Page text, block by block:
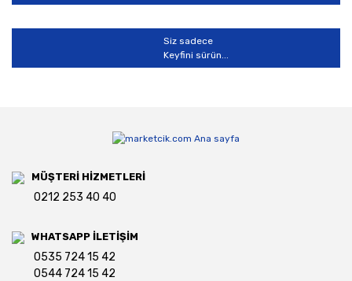
Siz sadece
Keyfini sürün...
MÜŞTERİ HİZMETLERİ
0212 253 40 40
WHATSAPP İLETİŞİM
0535 724 15 42
0544 724 15 42